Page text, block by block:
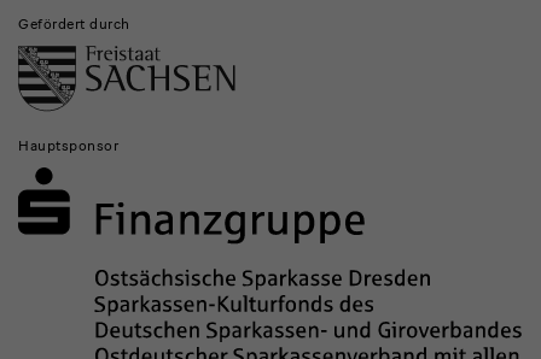
Gefördert durch
Hauptsponsor